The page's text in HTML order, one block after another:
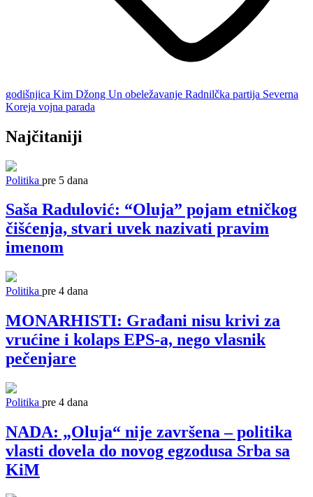
godišnjica Kim Džong Un obeležavanje Radnilčka partija Severna
Koreja vojna parada
Najčitaniji
Politika pre 5 dana
Saša Radulović: “Oluja” pojam etničkog
čišćenja, stvari uvek nazivati pravim
imenom
Politika pre 4 dana
MONARHISTI: Građani nisu krivi za
vrućine i kolaps EPS-a, nego vlasnik
pečenjare
Politika pre 4 dana
NADA: „Oluja“ nije završena – politika
vlasti dovela do novog egzodusa Srba sa
KiM